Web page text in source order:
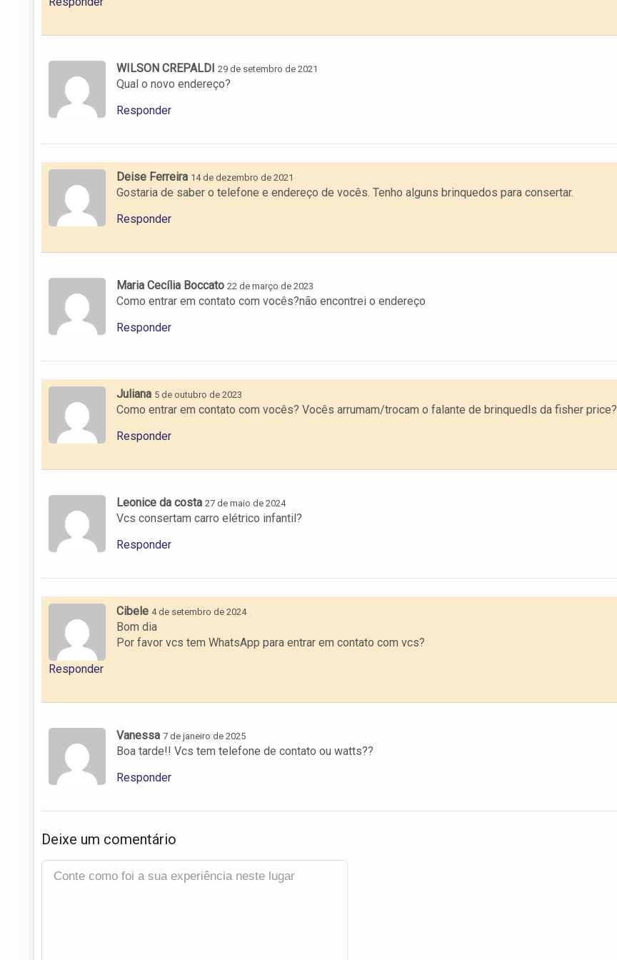
WILSON CREPALDI 29 de setembro de 2021
Qual o novo endereço?
Responder
Deise Ferreira 14 de dezembro de 2021
Gostaria de saber o telefone e endereço de vocês. Tenho alguns brinquedos para consertar.
Responder
Maria Cecília Boccato 22 de março de 2023
Como entrar em contato com vocês?não encontrei o endereço
Responder
Juliana 5 de outubro de 2023
Como entrar em contato com vocês? Vocês arrumam/trocam o falante de brinquedls da fisher price?
Responder
Leonice da costa 27 de maio de 2024
Vcs consertam carro elétrico infantil?
Responder
Cibele 4 de setembro de 2024
Bom dia
Por favor vcs tem WhatsApp para entrar em contato com vcs?
Responder
Vanessa 7 de janeiro de 2025
Boa tarde!! Vcs tem telefone de contato ou watts??
Responder
Deixe um comentário